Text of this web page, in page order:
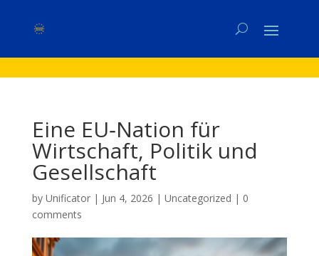
Eine EU‑Nation für
Wirtschaft, Politik und
Gesellschaft
by Unificator| Jun 4, 2026 | Uncategorized | 0
comments